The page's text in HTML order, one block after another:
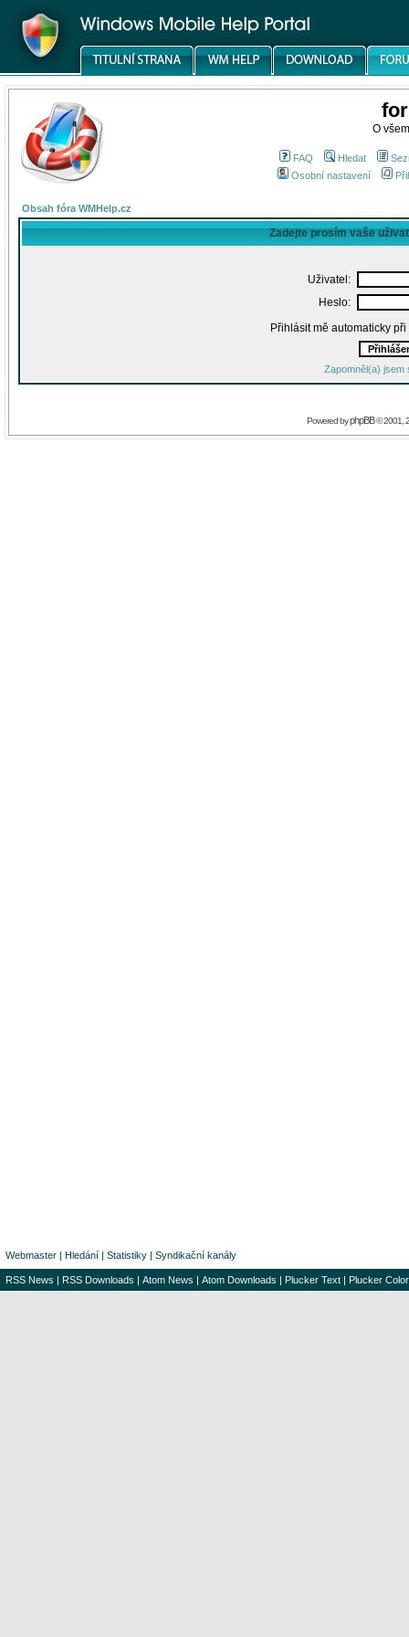
O
FAQ Hledat
Osobní nastavení
Obsah fóra WMHelp.cz
Zadejte prosím vaše
Uživatel:
Heslo:
Přihlásit mě automaticky
Zapomněl(a) jsem
Powered byphpBB© 2001,
Webmaster | Hledání | Statistiky | Syndikační kanály
RSS News | RSS Downloads | Atom News | Atom Downloads | Plucker Text | Plucker Color